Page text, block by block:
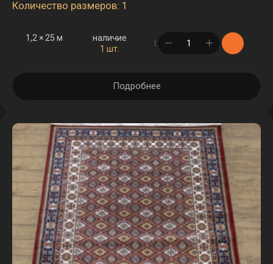
Количество размеров: 1
1,2 × 25 м
наличие
1 шт.
в корзине
Подробнее